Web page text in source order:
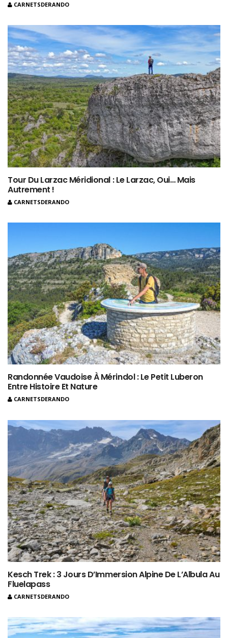
CARNETSDERANDO
Tour Du Larzac Méridional : Le Larzac, Oui… Mais
Autrement !
CARNETSDERANDO
Randonnée Vaudoise À Mérindol : Le Petit Luberon
Entre Histoire Et Nature
CARNETSDERANDO
Kesch Trek : 3 Jours D’Immersion Alpine De L’Albula Au
Fluelapass
CARNETSDERANDO